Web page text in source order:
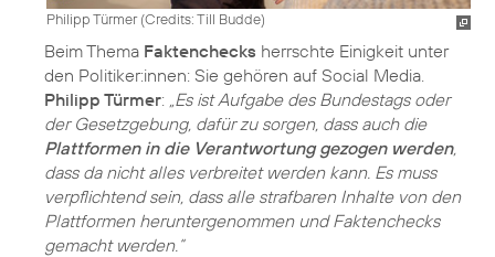
Philipp Türmer (Credits: Till Budde)
Beim Thema Faktenchecks herrschte Einigkeit unter
den Politiker:innen: Sie gehören auf Social Media.
Philipp Türmer: „Es ist Aufgabe des Bundestags oder
der Gesetzgebung, dafür zu sorgen, dass auch die
Plattformen in die Verantwortung gezogen werden,
dass da nicht alles verbreitet werden kann. Es muss
verpflichtend sein, dass alle strafbaren Inhalte von den
Plattformen heruntergenommen und Faktenchecks
gemacht werden.“